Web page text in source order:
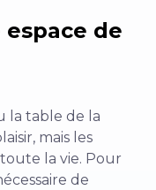
de
la table de la
mais les
la vie. Pour
de